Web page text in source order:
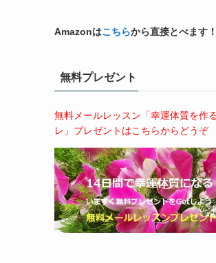
Amazonはこちらから直接とべます！
無料プレゼント
無料メールレッスン「幸運体質を作
レ」プレゼントはこちらからどうぞ